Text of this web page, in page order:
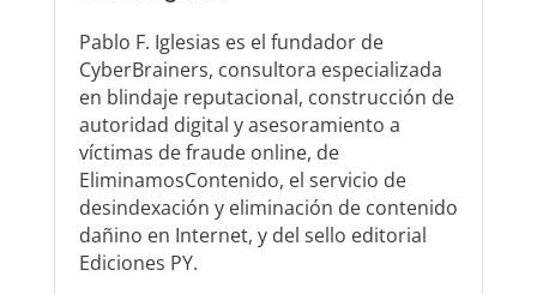
Pablo F. Iglesias es el fundador de
CyberBrainers, consultora especializada
en blindaje reputacional, construcción de
autoridad digital y asesoramiento a
víctimas de fraude online, de
EliminamosContenido, el servicio de
desindexación y eliminación de contenido
dañino en Internet, y del sello editorial
Ediciones PY.